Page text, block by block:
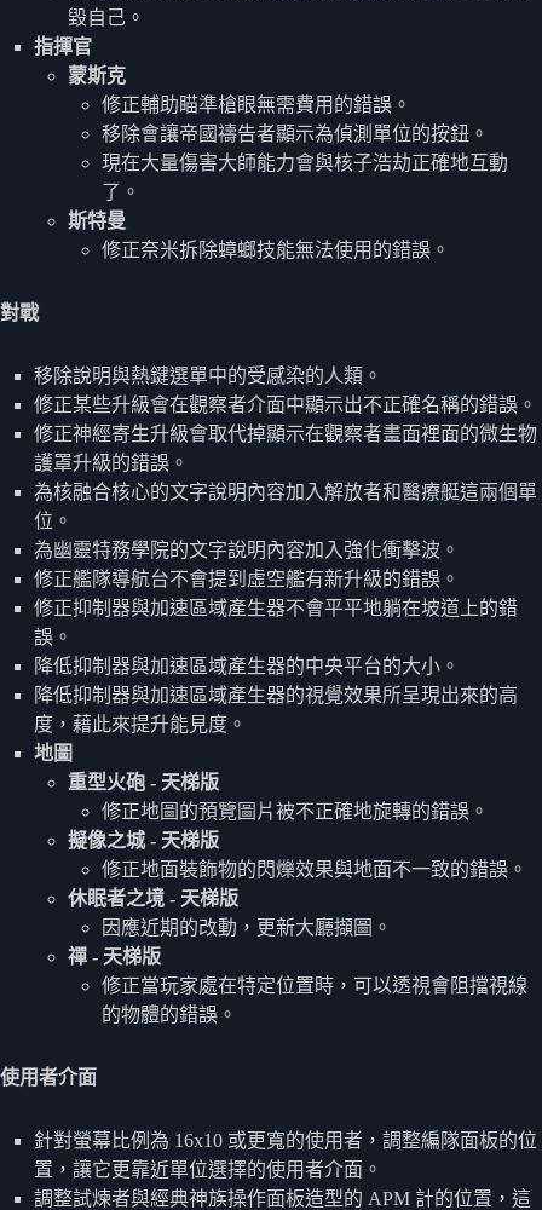
毀自己。
指揮官
蒙斯克
修正輔助瞄準槍眼無需費用的錯誤。
移除會讓帝國禱告者顯示為偵測單位的按鈕。
現在大量傷害大師能力會與核子浩劫正確地互動
了。
斯特曼
修正奈米拆除蟑螂技能無法使用的錯誤。
對戰
移除說明與熱鍵選單中的受感染的人類。
修正某些升級會在觀察者介面中顯示出不正確名稱的錯誤。
修正神經寄生升級會取代掉顯示在觀察者畫面裡面的微生物
護罩升級的錯誤。
為核融合核心的文字說明內容加入解放者和醫療艇這兩個單
位。
為幽靈特務學院的文字說明內容加入強化衝擊波。
修正艦隊導航台不會提到虛空艦有新升級的錯誤。
修正抑制器與加速區域產生器不會平平地躺在坡道上的錯
誤。
降低抑制器與加速區域產生器的中央平台的大小。
降低抑制器與加速區域產生器的視覺效果所呈現出來的高
度，藉此來提升能見度。
地圖
重型火砲 - 天梯版
修正地圖的預覽圖片被不正確地旋轉的錯誤。
擬像之城 - 天梯版
修正地面裝飾物的閃爍效果與地面不一致的錯誤。
休眠者之境 - 天梯版
因應近期的改動，更新大廳擷圖。
禪 - 天梯版
修正當玩家處在特定位置時，可以透視會阻擋視線
的物體的錯誤。
使用者介面
針對螢幕比例為 16x10 或更寬的使用者，調整編隊面板的位
置，讓它更靠近單位選擇的使用者介面。
調整試煉者與經典神族操作面板造型的 APM 計的位置，這